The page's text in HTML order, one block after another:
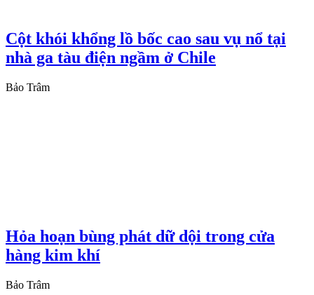
Cột khói khổng lồ bốc cao sau vụ nổ tại
nhà ga tàu điện ngầm ở Chile
Bảo Trâm
Hỏa hoạn bùng phát dữ dội trong cửa
hàng kim khí
Bảo Trâm